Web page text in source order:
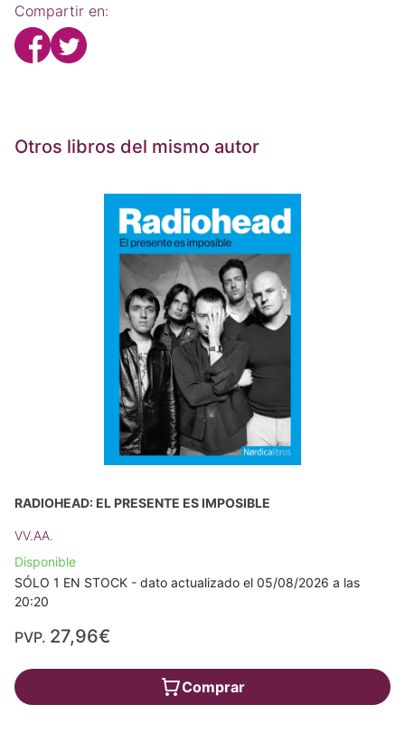
Compartir en:
Otros libros del mismo autor
RADIOHEAD: EL PRESENTE ES IMPOSIBLE
VV.AA.
Disponible
SÓLO 1 EN STOCK - dato actualizado el 05/08/2026 a las
20:20
PVP. 27,96€
Comprar